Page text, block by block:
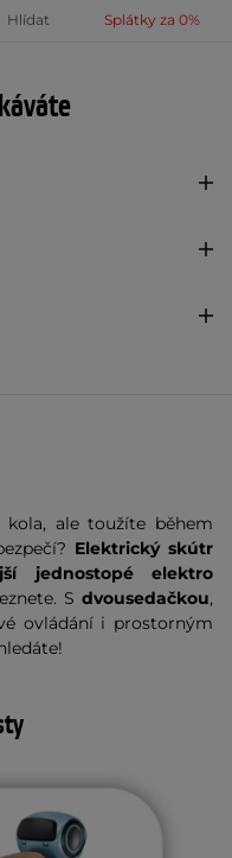
Hlídat Splátky za 0%
ale toužíte během
Elektrický skútr
jednostopé elektro
S dvousedačkou,
ovládání i prostorným